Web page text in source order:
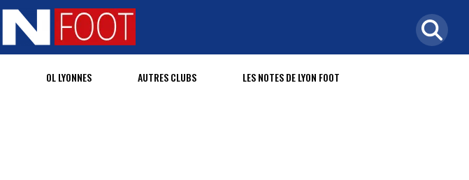
OL LYONNES AUTRES CLUBS LES NOTES DE LYON FOOT